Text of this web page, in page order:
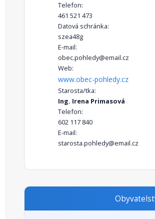
Telefon:
461 521 473
Datová schránka:
szea48g
E-mail:
obec.pohledy@email.cz
Web:
www.obec-pohledy.cz
Starosta/tka:
Ing. Irena Primasová
Telefon:
602 117 840
E-mail:
starosta.pohledy@email.cz